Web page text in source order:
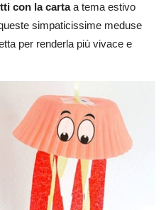
con la cartaa tema estivo
simpaticissime meduse
per renderla più vivace e